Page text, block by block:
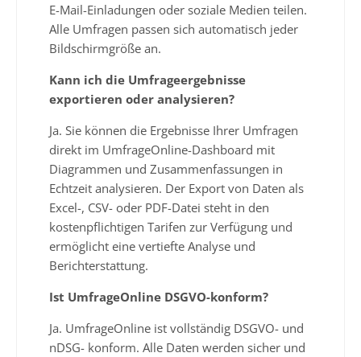
E-Mail-Einladungen oder soziale Medien teilen.
Alle Umfragen passen sich automatisch jeder
Bildschirmgröße an.
Kann ich die Umfrageergebnisse
exportieren oder analysieren?
Ja. Sie können die Ergebnisse Ihrer Umfragen
direkt im UmfrageOnline-Dashboard mit
Diagrammen und Zusammenfassungen in
Echtzeit analysieren. Der Export von Daten als
Excel-, CSV- oder PDF-Datei steht in den
kostenpflichtigen Tarifen zur Verfügung und
ermöglicht eine vertiefte Analyse und
Berichterstattung.
Ist UmfrageOnline DSGVO-konform?
Ja. UmfrageOnline ist vollständig DSGVO- und
nDSG- konform. Alle Daten werden sicher und